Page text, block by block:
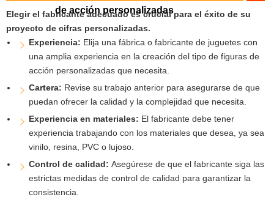
de acción personalizadas
Elegir el fabricante adecuado es crucial para el éxito de su
proyecto de cifras personalizadas.
Experiencia: Elija una fábrica o fabricante de juguetes con
una amplia experiencia en la creación del tipo de figuras de
acción personalizadas que necesita.
Cartera: Revise su trabajo anterior para asegurarse de que
puedan ofrecer la calidad y la complejidad que necesita.
Experiencia en materiales: El fabricante debe tener
experiencia trabajando con los materiales que desea, ya sea
vinilo, resina, PVC o lujoso.
Control de calidad: Asegúrese de que el fabricante siga las
estrictas medidas de control de calidad para garantizar la
consistencia.